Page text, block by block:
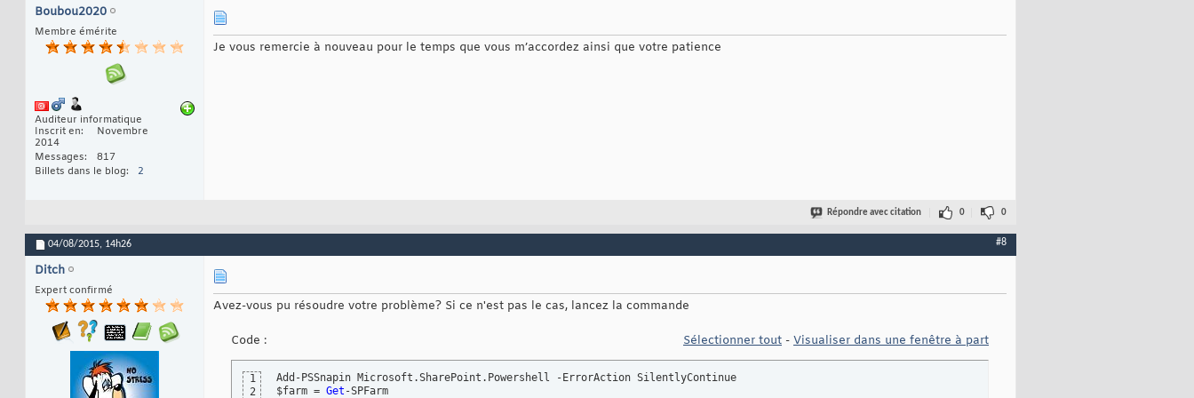
Boubou2020
Membre émérite
Auditeur informatique
Inscrit en
Novembre
2014
Messages
817
Billets dans le blog
2
Je vous remercie à nouveau pour le temps que vous m’accordez ainsi que votre patience
Répondre avec citation 0 0
04/08/2015, 14h26 #8
Ditch
Expert confirmé
Avez-vous pu résoudre votre problème? Si ce n'est pas le cas, lancez la commande
Code : Sélectionner tout - Visualiser dans une fenêtre à part
1
2
Add-PSSnapin Microsoft.SharePoint.Powershell -ErrorAction SilentlyContinue
$farm = Get -SPFarm